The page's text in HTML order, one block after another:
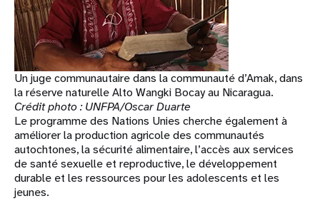
Un juge communautaire dans la communauté d’Amak, dans
la réserve naturelle Alto Wangki Bocay au Nicaragua.
Crédit photo : UNFPA/Oscar Duarte
Le programme des Nations Unies cherche également à
améliorer la production agricole des communautés
autochtones, la sécurité alimentaire, l’accès aux services
de santé sexuelle et reproductive, le développement
durable et les ressources pour les adolescents et les
jeunes.